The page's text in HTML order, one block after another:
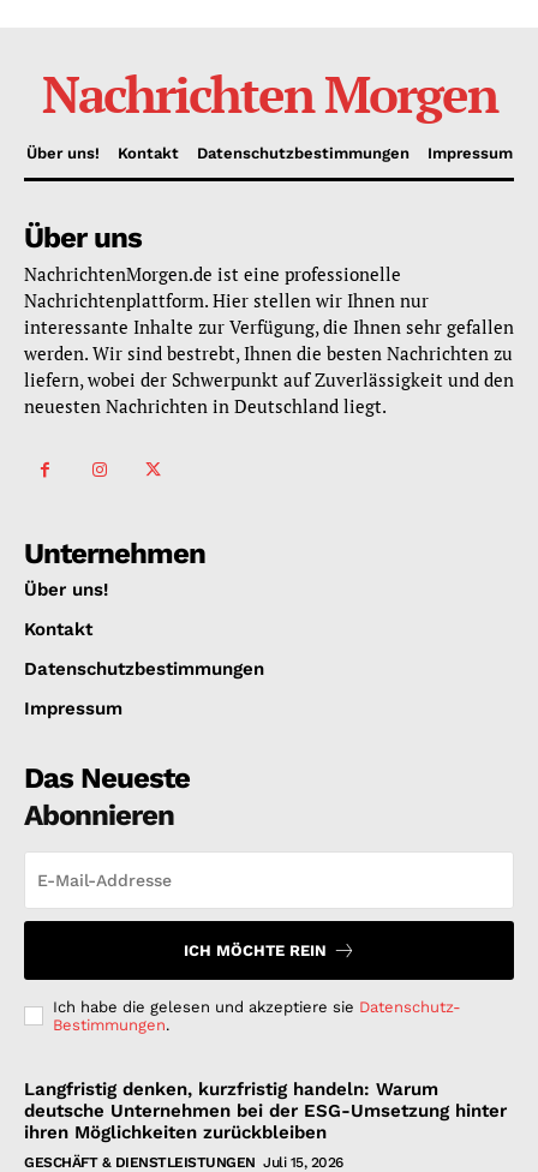
Nachrichten Morgen
Über uns! Kontakt Datenschutzbestimmungen Impressum
Über uns
NachrichtenMorgen.de ist eine professionelle
Nachrichtenplattform. Hier stellen wir Ihnen nur
interessante Inhalte zur Verfügung, die Ihnen sehr gefallen
werden. Wir sind bestrebt, Ihnen die besten Nachrichten zu
liefern, wobei der Schwerpunkt auf Zuverlässigkeit und den
neuesten Nachrichten in Deutschland liegt.
Unternehmen
Über uns!
Kontakt
Datenschutzbestimmungen
Impressum
Das Neueste
Abonnieren
ICH MÖCHTE REIN
Ich habe die gelesen und akzeptiere sie Datenschutz-
Bestimmungen.
Langfristig denken, kurzfristig handeln: Warum
deutsche Unternehmen bei der ESG-Umsetzung hinter
ihren Möglichkeiten zurückbleiben
GESCHÄFT & DIENSTLEISTUNGEN Juli 15, 2026